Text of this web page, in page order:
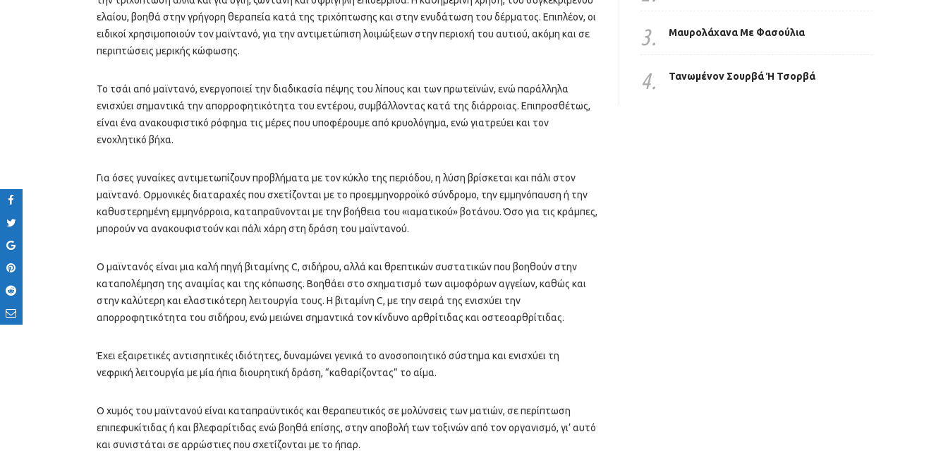
ελαίου, βοηθά στην γρήγορη θεραπεία κατά της τριχόπτωσης και στην ενυδάτωση του δέρματος. Επιπλέον, οι
ειδικοί χρησιμοποιούν τον μαϊντανό, για την αντιμετώπιση λοιμώξεων στην περιοχή του αυτιού, ακόμη και σε
περιπτώσεις μερικής κώφωσης.
Το τσάι από μαϊντανό, ενεργοποιεί την διαδικασία πέψης του λίπους και των πρωτεϊνών, ενώ παράλληλα
ενισχύει σημαντικά την απορροφητικότητα του εντέρου, συμβάλλοντας κατά της διάρροιας. Επιπροσθέτως,
είναι ένα ανακουφιστικό ρόφημα τις μέρες που υποφέρουμε από κρυολόγημα, ενώ γιατρεύει και τον
ενοχλητικό βήχα.
Για όσες γυναίκες αντιμετωπίζουν προβλήματα με τον κύκλο της περιόδου, η λύση βρίσκεται και πάλι στον
μαϊντανό. Ορμονικές διαταραχές που σχετίζονται με το προεμμηνορροϊκό σύνδρομο, την εμμηνόπαυση ή την
καθυστερημένη εμμηνόρροια, καταπραΰνονται με την βοήθεια του «ιαματικού» βοτάνου. Όσο για τις κράμπες,
μπορούν να ανακουφιστούν και πάλι χάρη στη δράση του μαϊντανού.
Ο μαϊντανός είναι μια καλή πηγή βιταμίνης C, σιδήρου, αλλά και θρεπτικών συστατικών που βοηθούν στην
καταπολέμηση της αναιμίας και της κόπωσης. Βοηθάει στο σχηματισμό των αιμοφόρων αγγείων, καθώς και
στην καλύτερη και ελαστικότερη λειτουργία τους. Η βιταμίνη C, με την σειρά της ενισχύει την
απορροφητικότητα του σιδήρου, ενώ μειώνει σημαντικά τον κίνδυνο αρθρίτιδας και οστεοαρθρίτιδας.
Έχει εξαιρετικές αντισηπτικές ιδιότητες, δυναμώνει γενικά το ανοσοποιητικό σύστημα και ενισχύει τη
νεφρική λειτουργία με μία ήπια διουρητική δράση, “καθαρίζοντας” το αίμα.
Ο χυμός του μαϊντανού είναι καταπραϋντικός και θεραπευτικός σε μολύνσεις των ματιών, σε περίπτωση
επιπεφυκίτιδας ή και βλεφαρίτιδας ενώ βοηθά επίσης, στην αποβολή των τοξινών από τον οργανισμό, γι’ αυτό
και συνιστάται σε αρρώστιες που σχετίζονται με το ήπαρ.
3. Μαυρολάχανα Με Φασούλια
4. Τανωμένον Σουρβά Ή Τσορβά